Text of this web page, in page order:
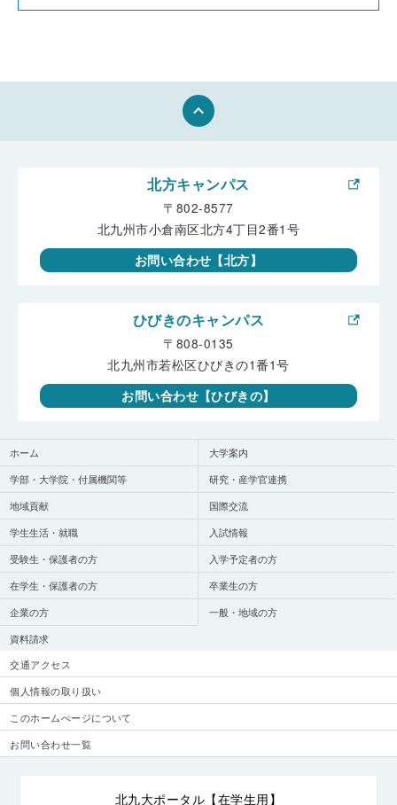
keyboard_arrow_up
ホーム
大学案内
学部・大学院・付属機関等
研究・産学官連携
地域貢献
国際交流
学生生活・就職
入試情報
受験生・保護者の方
入学予定者の方
在学生・保護者の方
卒業生の方
企業の方
一般・地域の方
資料請求
北方キャンパス
〒802-8577
北九州市小倉南区北方4丁目2番1号
お問い合わせ【北方】
ひびきのキャンパス
〒808-0135
北九州市若松区ひびきの1番1号
お問い合わせ【ひびきの】
交通アクセス
個人情報の取り扱い
このホームぺージについて
お問い合わせ一覧
北九大ポータル【在学生用】